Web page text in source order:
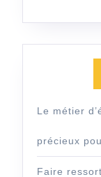
Le métier
précieux
Faire